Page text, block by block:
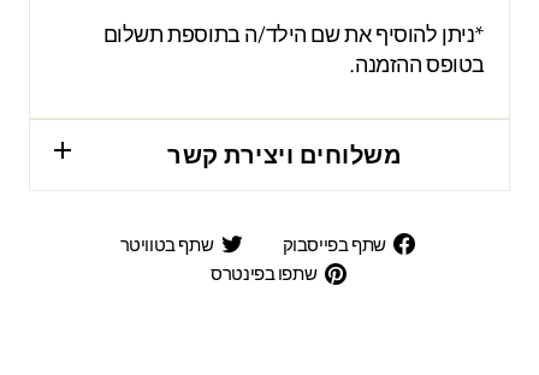
*ניתן להוסיף את שם הילד/ה בתוספת תשלום
בטופס ההזמנה.
משלוחים ויצירת קשר
שתף בפייסבוק
שתף
בפייסבוק
שתף בטוויטר
שתפו בפינטרס